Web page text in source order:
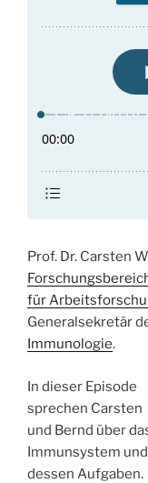
Prof. Dr. Carsten
für
Generalsekretär
Immunologie.
In dieser Episode
sprechen Carsten
und Bernd über
Immunsystem und
dessen Aufgaben.